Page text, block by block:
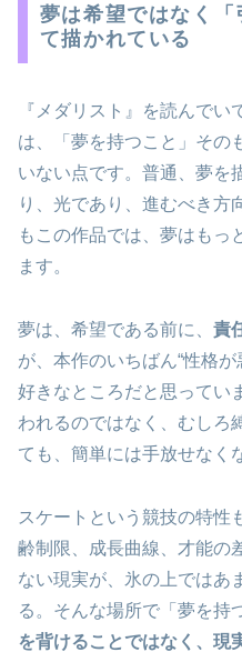
夢は希望ではなく
て描かれている
『メダリスト』を読んで
は、「夢を持つこと」その
いない点です。普通、夢を
り、光であり、進むべき方
もこの作品では、夢はもっ
ます。
夢は、希望である前に、 責
が、本作のいちばん“性格
好きなところだと思ってい
われるのではなく、むしろ
ても、簡単には手放せなく
スケートという競技の特性
齢制限、成長曲線、才能の
ない現実が、氷の上ではあ
る。そんな場所で「夢を持
を背けることではなく、現